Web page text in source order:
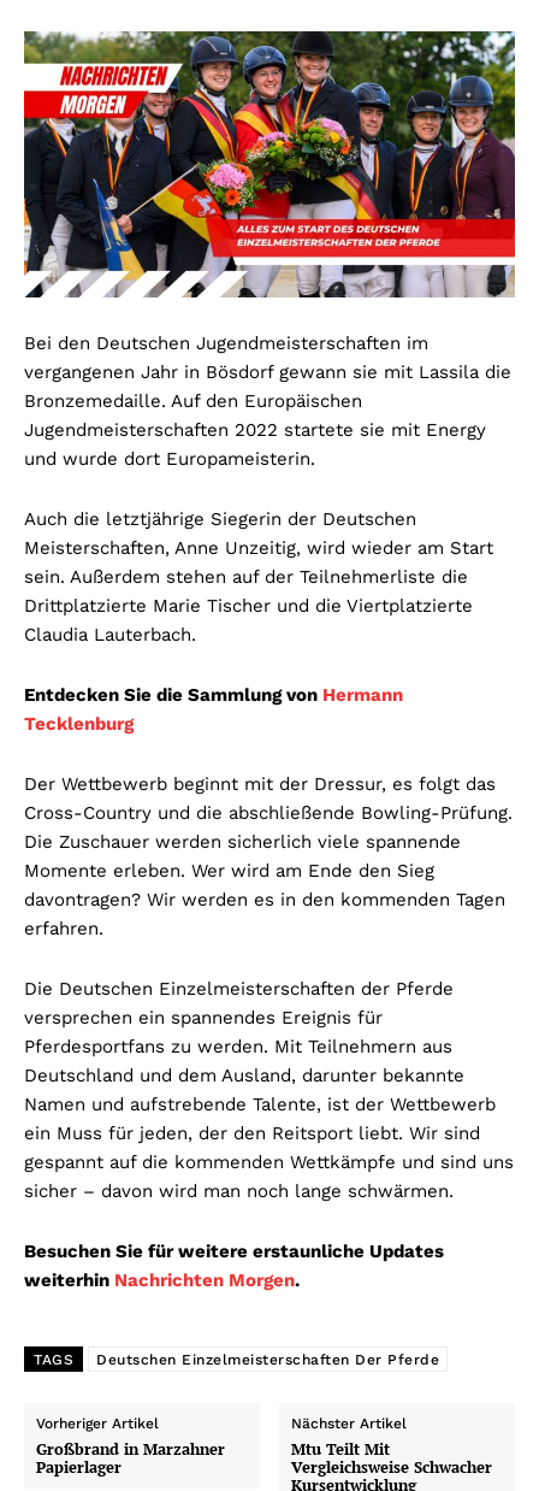
Bei den Deutschen Jugendmeisterschaften im
vergangenen Jahr in Bösdorf gewann sie mit Lassila die
Bronzemedaille. Auf den Europäischen
Jugendmeisterschaften 2022 startete sie mit Energy
und wurde dort Europameisterin.
Auch die letztjährige Siegerin der Deutschen
Meisterschaften, Anne Unzeitig, wird wieder am Start
sein. Außerdem stehen auf der Teilnehmerliste die
Drittplatzierte Marie Tischer und die Viertplatzierte
Claudia Lauterbach.
Entdecken Sie die Sammlung von Hermann
Tecklenburg
Der Wettbewerb beginnt mit der Dressur, es folgt das
Cross-Country und die abschließende Bowling-Prüfung.
Die Zuschauer werden sicherlich viele spannende
Momente erleben. Wer wird am Ende den Sieg
davontragen? Wir werden es in den kommenden Tagen
erfahren.
Die Deutschen Einzelmeisterschaften der Pferde
versprechen ein spannendes Ereignis für
Pferdesportfans zu werden. Mit Teilnehmern aus
Deutschland und dem Ausland, darunter bekannte
Namen und aufstrebende Talente, ist der Wettbewerb
ein Muss für jeden, der den Reitsport liebt. Wir sind
gespannt auf die kommenden Wettkämpfe und sind uns
sicher – davon wird man noch lange schwärmen.
Besuchen Sie für weitere erstaunliche Updates
weiterhin Nachrichten Morgen.
TAGS Deutschen Einzelmeisterschaften Der Pferde
Vorheriger Artikel
Großbrand in Marzahner
Papierlager
Nächster Artikel
Mtu Teilt Mit
Vergleichsweise Schwacher
Kursentwicklung